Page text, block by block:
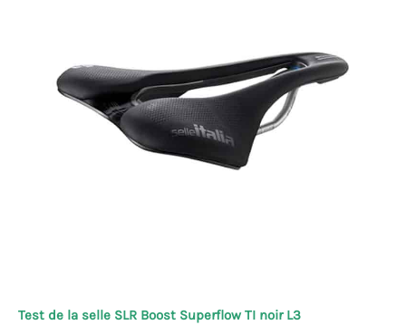
Test de la selle SLR Boost Superflow TI noir L3